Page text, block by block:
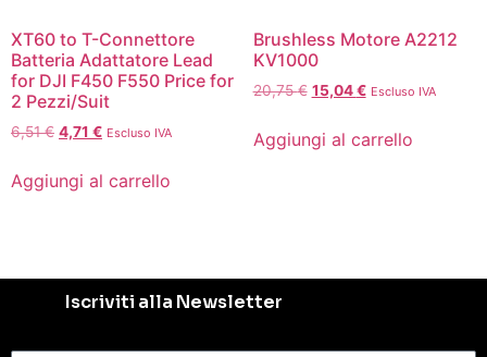
XT60 to T-Connettore
Batteria Adattatore Lead
for DJI F450 F550 Price for
2 Pezzi/Suit
6,51€ 4,71 € Escluso IVA
Aggiungi al carrello
Brushless Motore A2212
KV1000
20,75€ 15,04€ Escluso IVA
Aggiungi al carrello
Iscriviti alla Newsletter